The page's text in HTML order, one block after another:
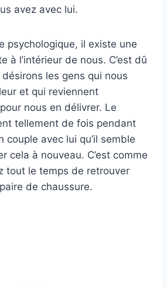
avez avec lui.
psychologique, il existe une
à l’intérieur de nous. C’est dû
les gens qui nous
et qui reviennent
nous en délivrer. Le
tellement de fois pendant
couple avec lui qu’il semble
cela à nouveau. C’est comme
tout le temps de retrouver
de chaussure.